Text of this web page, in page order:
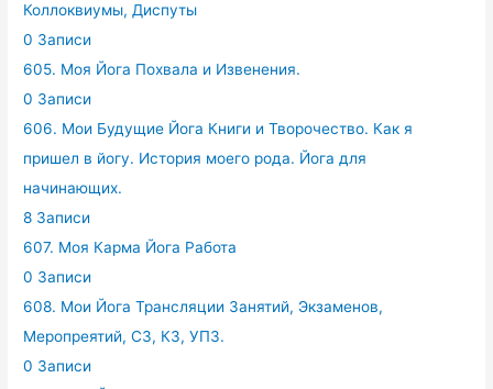
Коллоквиумы, Диспуты
0 Записи
605. Моя Йога Похвала и Извенения.
0 Записи
606. Мои Будущие Йога Книги и Творочество. Как я
пришел в йогу. История моего рода. Йога для
начинающих.
8 Записи
607. Моя Карма Йога Работа
0 Записи
608. Мои Йога Трансляции Занятий, Экзаменов,
Меропреятий, СЗ, КЗ, УПЗ.
0 Записи